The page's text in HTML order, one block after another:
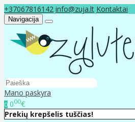
+37067816142 info@zuja.lt Kontaktai
Navigacija
Mano paskyra
0 000€
Prekių krepšelis tuščias!